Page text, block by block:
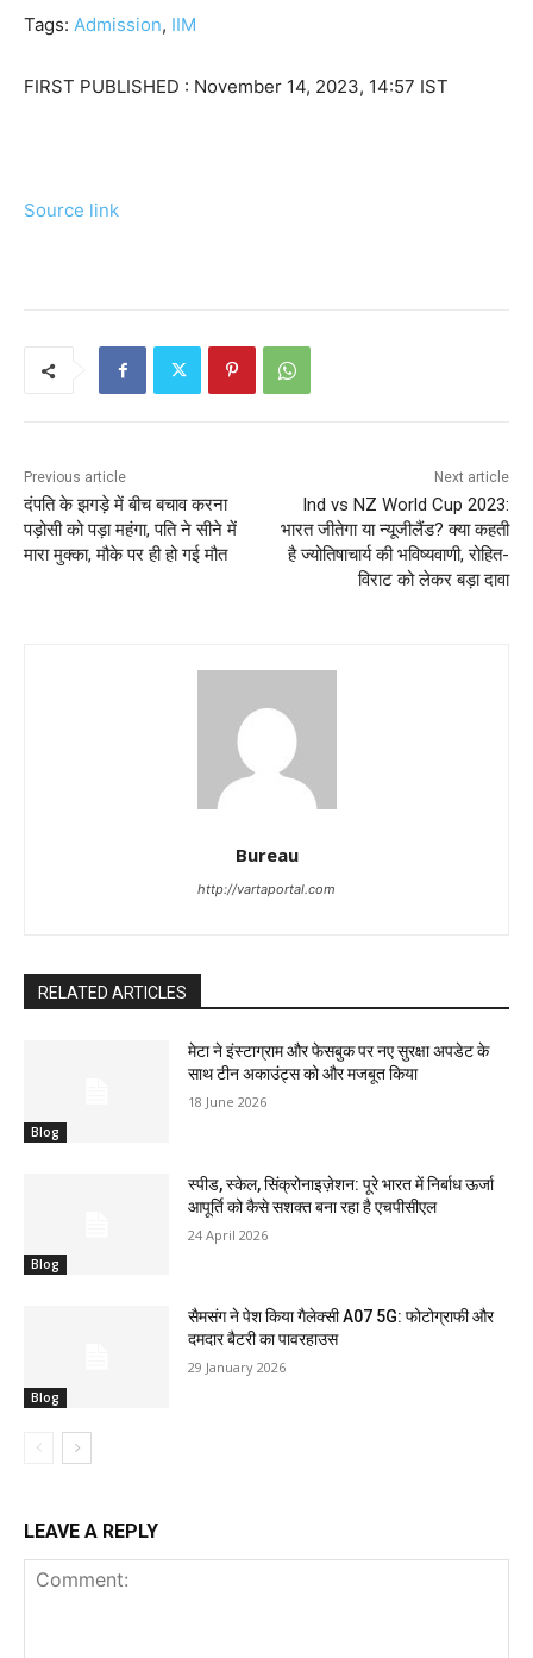
Tags: Admission, IIM
FIRST PUBLISHED : November 14, 2023, 14:57 IST
Source link
Previous article
दंपति के झगड़े में बीच बचाव करना
पड़ोसी को पड़ा महंगा, पति ने सीने में
मारा मुक्का, मौके पर ही हो गई मौत
Next article
Ind vs NZ World Cup 2023:
भारत जीतेगा या न्यूजीलैंड? क्या कहती
है ज्योतिषाचार्य की भविष्यवाणी, रोहित-
विराट को लेकर बड़ा दावा
Bureau
http://vartaportal.com
RELATED ARTICLES
Blog
मेटा ने इंस्टाग्राम और फेसबुक पर नए सुरक्षा अपडेट के
साथ टीन अकाउंट्स को और मजबूत किया
18 June 2026
Blog
स्पीड, स्केल, सिंक्रोनाइज़ेशन: पूरे भारत में निर्बाध ऊर्जा
आपूर्ति को कैसे सशक्त बना रहा है एचपीसीएल
24 April 2026
Blog
सैमसंग ने पेश किया गैलेक्सी A07 5G: फोटोग्राफी और
दमदार बैटरी का पावरहाउस
29 January 2026
LEAVE A REPLY